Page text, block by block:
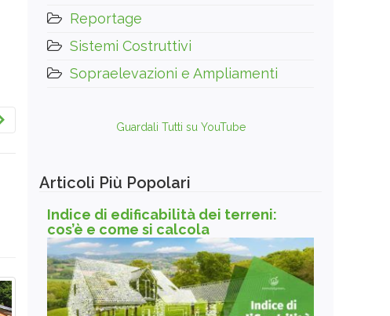
Reportage
Sistemi Costruttivi
Sopraelevazioni e Ampliamenti
Guardali Tutti su YouTube
Articoli Più Popolari
Indice di edificabilità dei terreni:
cos’è e come si calcola